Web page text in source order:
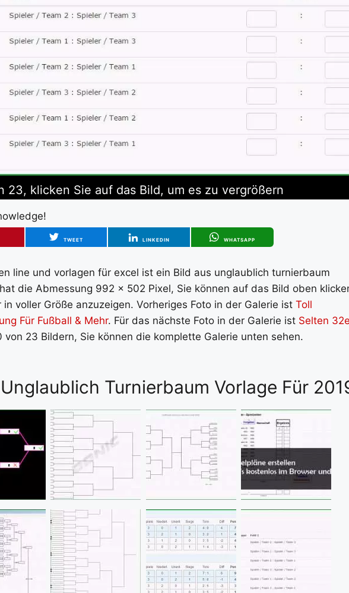
23, klicken Sie auf das Bild, um es zu vergrößern
TWEET LINKEDIN WHATSAPP
line und vorlagen für excel ist ein Bild aus unglaublich turnierbaum
die Abmessung 992 x 502 Pixel, Sie können auf das Bild oben
voller Größe anzuzeigen. Vorheriges Foto in der Galerie ist Toll
Für Fußball & Mehr. Für das nächste Foto in der Galerie ist Selten
von 23 Bildern, Sie können die komplette Galerie unten sehen.
Turnierbaum Vorlage Für